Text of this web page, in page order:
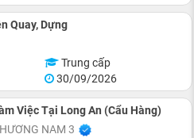
Quay, Dựng
Trung cấp
30/09/2026
Việc Tại Long An (Cẩu Hàng)
NAM 3